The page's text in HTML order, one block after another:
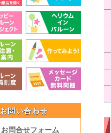
お問い合わせ
お問合せフォーム